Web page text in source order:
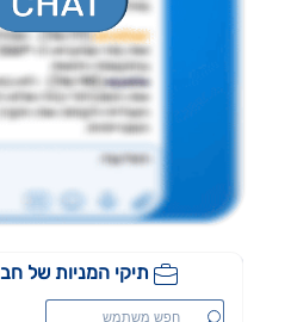
תאת טכנולוגיות
אנשי העיר,רוטשטיין
סופרגז פאוור,נופר אנרג'י
דלתא גליל
מצגת החברה